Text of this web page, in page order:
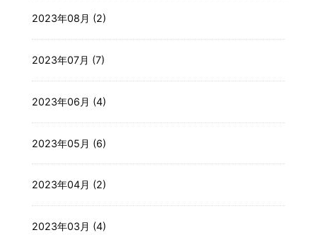
2023年08月 (2)
2023年07月 (7)
2023年06月 (4)
2023年05月 (6)
2023年04月 (2)
2023年03月 (4)